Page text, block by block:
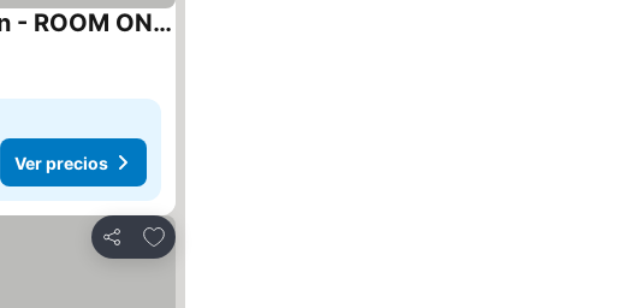
1 Private King Single Bed In Sydney CBD Near Train UTS DarlingHar&ICC&C hinatown - ROOM ONLY
Ver precios
Compartir
Añadir a favoritos